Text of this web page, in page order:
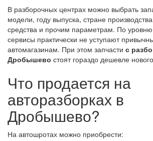
В разборочных центрах можно выбрать
модели, году выпуска, стране
средства и прочим параметрам. По уровню
сервисы практически не уступают
автомагазинам. При этом запчасти с
Дробышево стоят гораздо дешевле
Что продается на
авторазборках в
Дробышево?
На автошротах можно приобрести: